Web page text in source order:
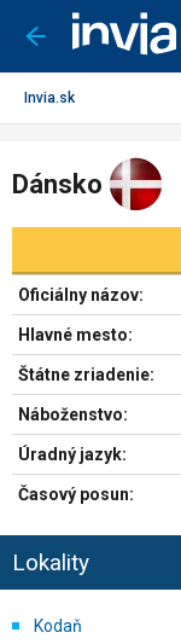
Ísť
späť
Invia.sk
Dánsko
Oficiálny názov:
Hlavné mesto:
Štátne zriadenie:
Náboženstvo:
Úradný jazyk:
Časový posun:
Lokality
Kodaň